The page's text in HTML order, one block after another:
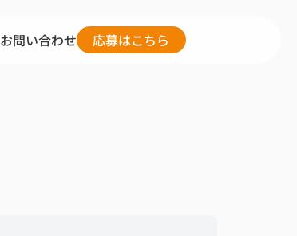
お問い合わせ 応募はこちら